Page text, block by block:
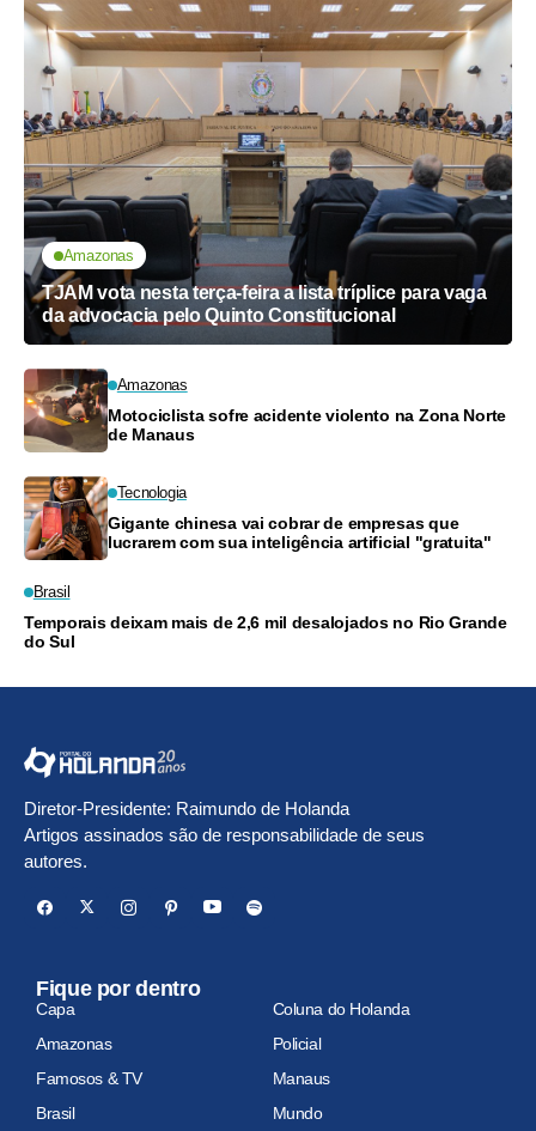
Amazonas
TJAM vota nesta terça-feira a lista tríplice para vaga
da advocacia pelo Quinto Constitucional
Amazonas
Motociclista sofre acidente violento na Zona Norte
de Manaus
Tecnologia
Gigante chinesa vai cobrar de empresas que
lucrarem com sua inteligência artificial "gratuita"
Brasil
Temporais deixam mais de 2,6 mil desalojados no Rio Grande
do Sul
Diretor-Presidente: Raimundo de Holanda
Artigos assinados são de responsabilidade de seus
autores.
Fique por dentro
Capa
Coluna do Holanda
Amazonas
Policial
Famosos & TV
Manaus
Brasil
Mundo